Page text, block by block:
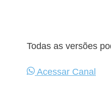
Todas as versões
Acessar Canal